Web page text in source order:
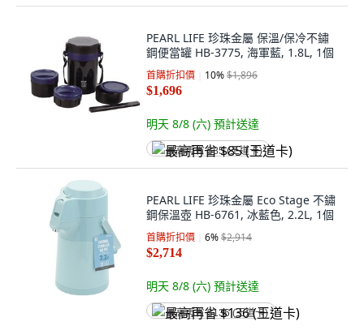
PEARL LIFE 珍珠金屬 保溫/保冷不鏽
鋼便當罐 HB-3775, 海軍藍, 1.8L, 1個
首購折扣價 10%$1,896
$1,696
明天 8/8 (六) 預計送達
最高再省 $85 (王道卡)
PEARL LIFE 珍珠金屬 Eco Stage 不鏽
鋼保溫壺 HB-6761, 冰藍色, 2.2L, 1個
首購折扣價 6%$2,914
$2,714
明天 8/8 (六) 預計送達
最高再省 $136 (王道卡)